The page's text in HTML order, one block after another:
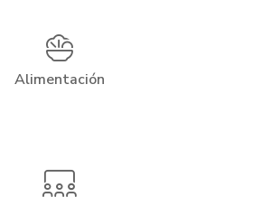
Alimentación